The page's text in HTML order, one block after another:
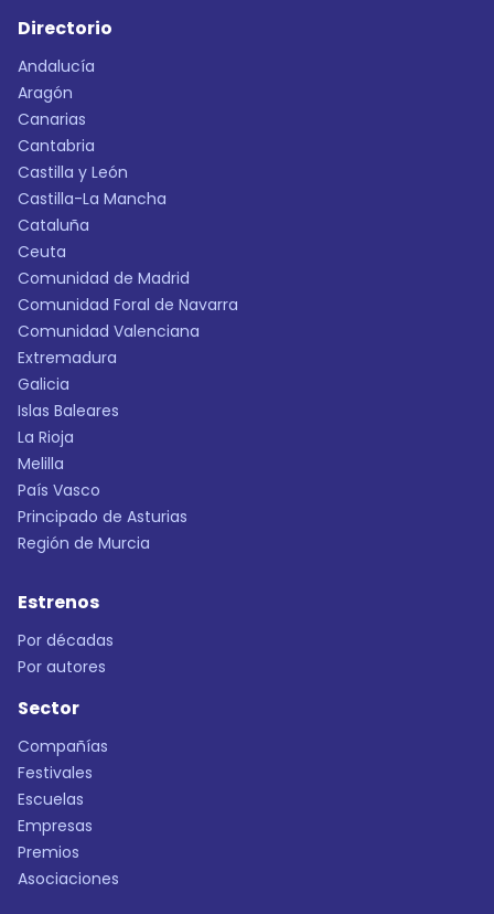
Directorio
Andalucía
Aragón
Canarias
Cantabria
Castilla y León
Castilla-La Mancha
Cataluña
Ceuta
Comunidad de Madrid
Comunidad Foral de Navarra
Comunidad Valenciana
Extremadura
Galicia
Islas Baleares
La Rioja
Melilla
País Vasco
Principado de Asturias
Región de Murcia
Estrenos
Por décadas
Por autores
Sector
Compañías
Festivales
Escuelas
Empresas
Premios
Asociaciones